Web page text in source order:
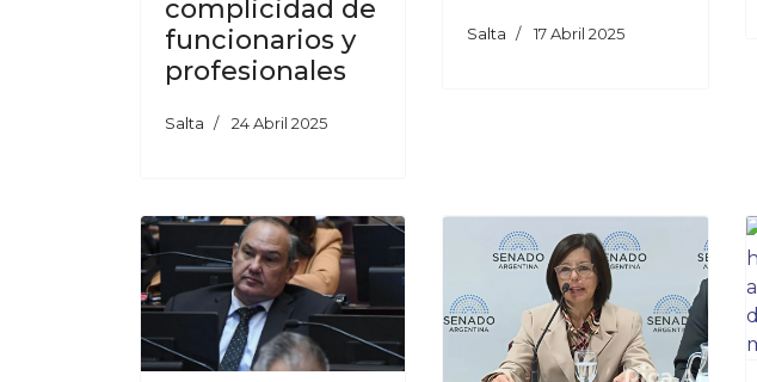
complicidad de
funcionarios y
profesionales
Salta 24 Abril 2025
Salta 17 Abril 2025